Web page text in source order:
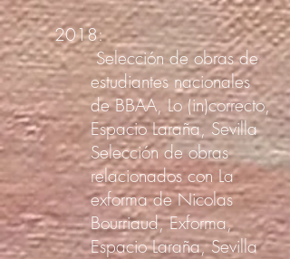
2018:
Selección de obras de
estudiantes nacionales
de BBAA, Lo (in)correcto,
Espacio Laraña, Sevilla
Selección de obras
relacionados con La
exforma de Nicolas
Bourriaud, Exforma,
Espacio Laraña, Sevilla